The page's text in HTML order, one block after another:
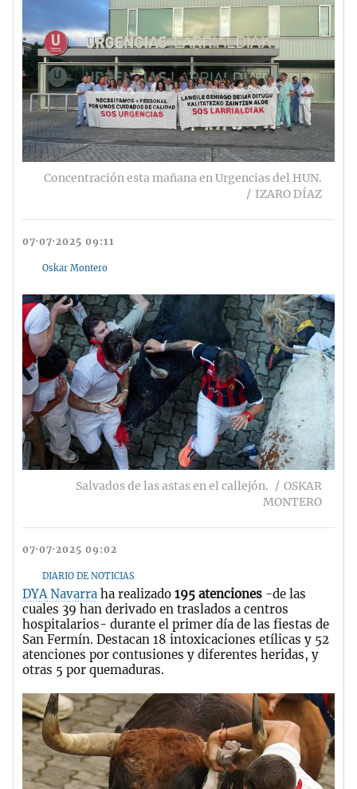
Concentración esta mañana en Urgencias del HUN.
IZARO DÍAZ
07·07·2025 09:11
Oskar Montero
Salvados de las astas en el callejón.
OSKAR
MONTERO
07·07·2025 09:02
DIARIO DE NOTICIAS
DYA Navarra ha realizado 195 atenciones -de las
cuales 39 han derivado en traslados a centros
hospitalarios- durante el primer día de las fiestas de
San Fermín. Destacan 18 intoxicaciones etílicas y 52
atenciones por contusiones y diferentes heridas, y
otras 5 por quemaduras.